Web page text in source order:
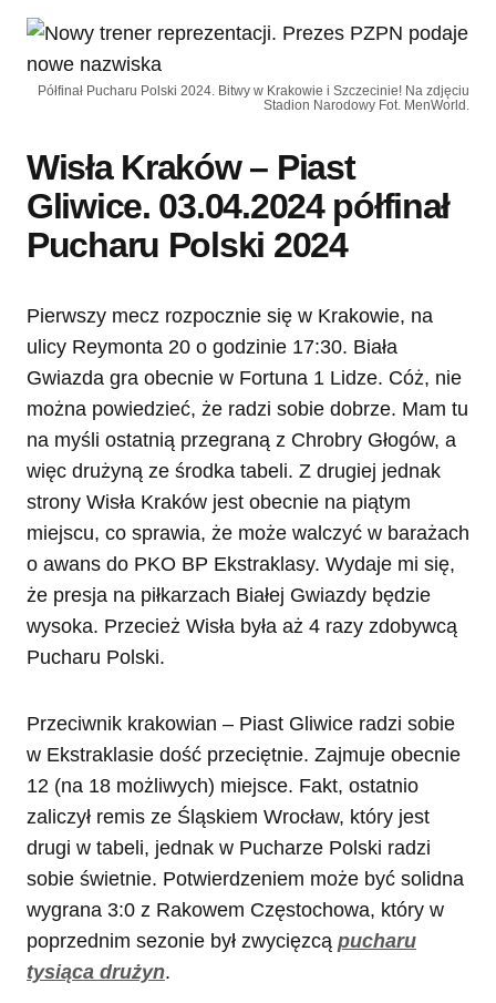
Półfinał Pucharu Polski 2024. Bitwy w Krakowie i Szczecinie! Na zdjęciu
Stadion Narodowy Fot. MenWorld.
Wisła Kraków – Piast
Gliwice. 03.04.2024 półfinał
Pucharu Polski 2024
Pierwszy mecz rozpocznie się w Krakowie, na
ulicy Reymonta 20 o godzinie 17:30. Biała
Gwiazda gra obecnie w Fortuna 1 Lidze. Cóż, nie
można powiedzieć, że radzi sobie dobrze. Mam tu
na myśli ostatnią przegraną z Chrobry Głogów, a
więc drużyną ze środka tabeli. Z drugiej jednak
strony Wisła Kraków jest obecnie na piątym
miejscu, co sprawia, że może walczyć w barażach
o awans do PKO BP Ekstraklasy. Wydaje mi się,
że presja na piłkarzach Białej Gwiazdy będzie
wysoka. Przecież Wisła była aż 4 razy zdobywcą
Pucharu Polski.
Przeciwnik krakowian – Piast Gliwice radzi sobie
w Ekstraklasie dość przeciętnie. Zajmuje obecnie
12 (na 18 możliwych) miejsce. Fakt, ostatnio
zaliczył remis ze Śląskiem Wrocław, który jest
drugi w tabeli, jednak w Pucharze Polski radzi
sobie świetnie. Potwierdzeniem może być solidna
wygrana 3:0 z Rakowem Częstochowa, który w
poprzednim sezonie był zwycięzcą pucharu
tysiąca drużyn.